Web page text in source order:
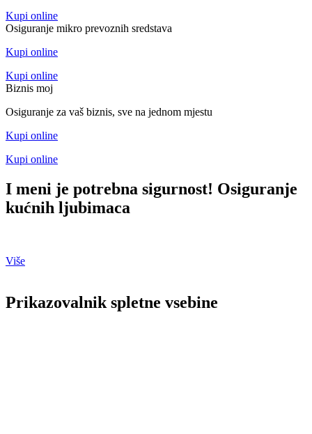
Kupi online
Osiguranje mikro prevoznih sredstava
Kupi online
Kupi online
Biznis moj
Osiguranje za vaš biznis, sve na jednom mjestu
Kupi online
Kupi online
I meni je potrebna sigurnost! Osiguranje
kućnih ljubimaca
Više
Prikazovalnik spletne vsebine